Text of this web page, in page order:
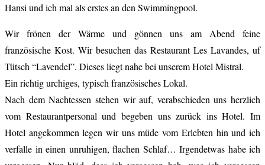
Hansi und ich mal als erstes an den Swimmingpool.
Wir frönen der Wärme und gönnen uns am Abend feine
französische Kost. Wir besuchen das Restaurant Les Lavandes, uf
Tütsch “Lavendel”. Dieses liegt nahe bei unserem Hotel Mistral.
Ein richtig urchiges, typisch französisches Lokal.
Nach dem Nachtessen stehen wir auf, verabschieden uns herzlich
vom Restaurantpersonal und begeben uns zurück ins Hotel. Im
Hotel angekommen legen wir uns müde vom Erlebten hin und ich
verfalle in einen unruhigen, flachen Schlaf… Irgendetwas habe ich